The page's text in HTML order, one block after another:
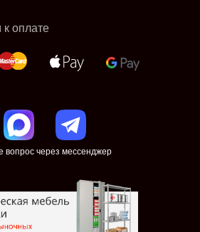
оплате
вопрос через мессенджер